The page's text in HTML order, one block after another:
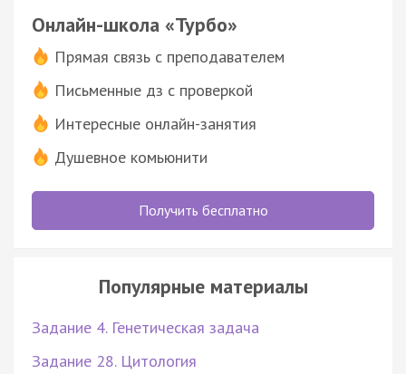
Онлайн-школа «Турбо»
Прямая связь с преподавателем
Письменные дз с проверкой
Интересные онлайн-занятия
Душевное комьюнити
Получить бесплатно
Популярные материалы
Задание 4. Генетическая задача
Задание 28. Цитология